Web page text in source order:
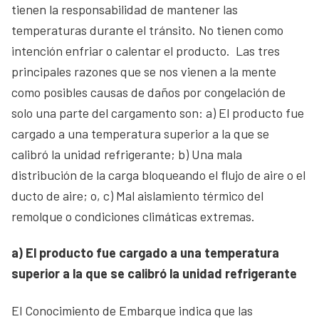
tienen la responsabilidad de mantener las
temperaturas durante el tránsito. No tienen como
intención enfriar o calentar el producto. Las tres
principales razones que se nos vienen a la mente
como posibles causas de daños por congelación de
solo una parte del cargamento son: a) El producto fue
cargado a una temperatura superior a la que se
calibró la unidad refrigerante; b) Una mala
distribución de la carga bloqueando el flujo de aire o el
ducto de aire; o, c) Mal aislamiento térmico del
remolque o condiciones climáticas extremas.
a) El producto fue cargado a una temperatura
superior a la que se calibró la unidad refrigerante
El Conocimiento de Embarque indica que las